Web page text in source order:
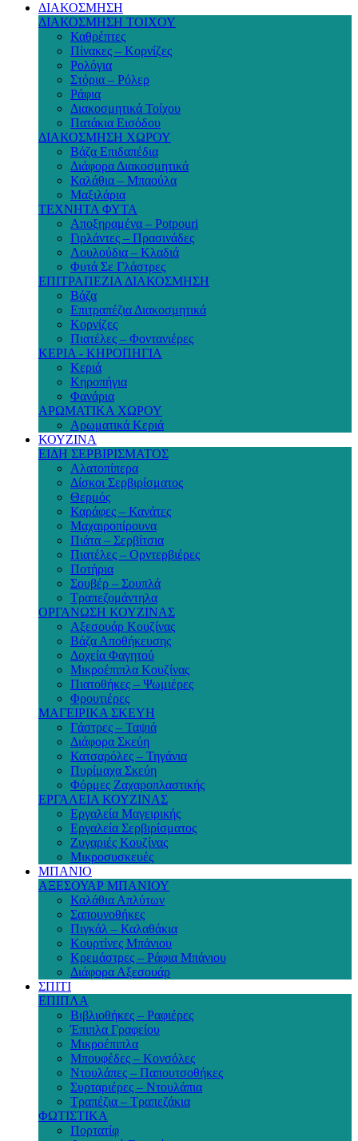
ΔΙΑΚΟΣΜΗΣΗ
ΔΙΑΚΟΣΜΗΣΗ ΤΟΙΧΟΥ
Καθρέπτες
Πίνακες – Κορνίζες
Ρολόγια
Στόρια – Ρόλερ
Ράφια
Διακοσμητικά Τοίχου
Πατάκια Εισόδου
ΔΙΑΚΟΣΜΗΣΗ ΧΩΡΟΥ
Βάζα Επιδαπέδια
Διάφορα Διακοσμητικά
Καλάθια – Μπαούλα
Μαξιλάρια
ΤΕΧΝΗΤΑ ΦΥΤΑ
Αποξηραμένα – Potpouri
Γιρλάντες – Πρασινάδες
Λουλούδια – Κλαδιά
Φυτά Σε Γλάστρες
ΕΠΙΤΡΑΠΕΖΙΑ ΔΙΑΚΟΣΜΗΣΗ
Βάζα
Επιτραπέζια Διακοσμητικά
Κορνίζες
Πιατέλες – Φοντανιέρες
ΚΕΡΙΑ - ΚΗΡΟΠΗΓΙΑ
Κεριά
Κηροπήγια
Φανάρια
ΑΡΩΜΑΤΙΚΑ ΧΩΡΟΥ
Αρωματικά Κεριά
ΚΟΥΖΙΝΑ
ΕΙΔΗ ΣΕΡΒΙΡΙΣΜΑΤΟΣ
Αλατοπίπερα
Δίσκοι Σερβιρίσματος
Θερμός
Καράφες – Κανάτες
Μαχαιροπίρουνα
Πιάτα – Σερβίτσια
Πιατέλες – Ορντερβιέρες
Ποτήρια
Σουβέρ – Σουπλά
Τραπεζομάντηλα
ΟΡΓΑΝΩΣΗ ΚΟΥΖΙΝΑΣ
Αξεσουάρ Κουζίνας
Βάζα Αποθήκευσης
Δοχεία Φαγητού
Μικροέπιπλα Κουζίνας
Πιατοθήκες – Ψωμιέρες
Φρουτιέρες
ΜΑΓΕΙΡΙΚΑ ΣΚΕΥΗ
Γάστρες – Ταψιά
Διάφορα Σκεύη
Κατσαρόλες – Τηγάνια
Πυρίμαχα Σκεύη
Φόρμες Ζαχαροπλαστικής
ΕΡΓΑΛΕΙΑ ΚΟΥΖΙΝΑΣ
Εργαλεία Μαγειρικής
Εργαλεία Σερβιρίσματος
Ζυγαριές Κουζίνας
Μικροσυσκευές
ΜΠΑΝΙΟ
ΑΞΕΣΟΥΑΡ ΜΠΑΝΙΟΥ
Καλάθια Απλύτων
Σαπουνοθήκες
Πιγκάλ – Καλαθάκια
Κουρτίνες Μπάνιου
Κρεμάστρες – Ράφια Μπάνιου
Διάφορα Αξεσουάρ
ΣΠΙΤΙ
ΕΠΙΠΛΑ
Βιβλιοθήκες – Ραφιέρες
Έπιπλα Γραφείου
Μικροέπιπλα
Μπουφέδες – Κονσόλες
Ντουλάπες – Παπουτσοθήκες
Συρταριέρες – Ντουλάπια
Τραπέζια – Τραπεζάκια
ΦΩΤΙΣΤΙΚΑ
Πορτατίφ